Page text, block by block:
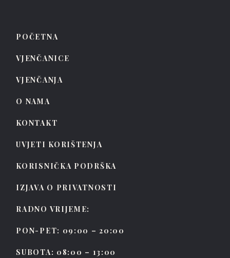
POČETNA
VJENČANICE
VJENČANJA
O NAMA
KONTAKT
UVJETI KORIŠTENJA
KORISNIČKA PODRŠKA
IZJAVA O PRIVATNOSTI
RADNO VRIJEME:
PON-PET: 09:00 – 20:00
SUBOTA: 08:00 – 13:00